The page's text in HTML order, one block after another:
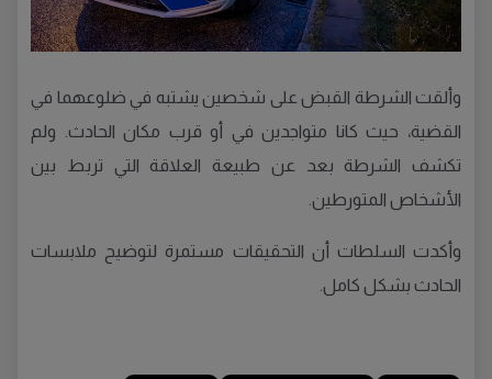
وألقت الشرطة القبض على شخصين يشتبه في ضلوعهما في
القضية، حيث كانا متواجدين في أو قرب مكان الحادث. ولم
تكشف الشرطة بعد عن طبيعة العلاقة التي تربط بين
الأشخاص المتورطين.
وأكدت السلطات أن التحقيقات مستمرة لتوضيح ملابسات
الحادث بشكل كامل.